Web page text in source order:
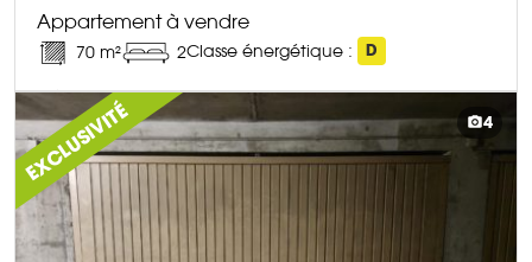
Appartement à vendre
70 m² 2Classe énergétique : D
DÉCOUVRIR CE BIEN
EXCLUSIVITÉ 4